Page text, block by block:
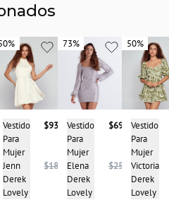
Vestido
Para
Mujer
Jenn
Derek
Lovely
$93.950
$187.900
73%
73%
Vestido
Para
Mujer
Elena
Derek
Lovely
$69.950
$259.950
50%
50%
Vestido
Para
Mujer
Victoria
Derek
Lovely